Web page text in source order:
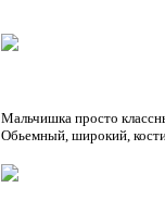
Мальчишка просто
Обьемный, широкий,